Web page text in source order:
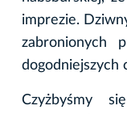
imprezie.
zabronionych
dogodniejszych
Czyżbyśmy